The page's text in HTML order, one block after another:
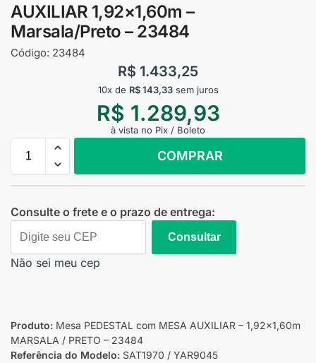
AUXILIAR 1,92×1,60m –
Marsala/Preto – 23484
Código: 23484
R$ 1.433,25
10x de R$143,33 sem juros
R$ 1.289,93
à vista no Pix / Boleto
COMPRAR
Consulte o frete e o prazo de entrega:
Consultar
Não sei meu cep
Produto: Mesa PEDESTAL com MESA AUXILIAR – 1,92×1,60m
MARSALA / PRETO – 23484
Referência do Modelo: SAT1970 / YAR9045